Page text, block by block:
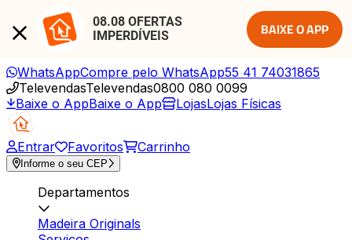
08.08 OFERTAS
IMPERDÍVEIS
BAIXE O APP
WhatsAppCompre pelo WhatsApp55 41 74031865
TelevendasTelevendas0800 080 0099
Baixe o AppBaixe o App LojasLojas Físicas
Entrar Favoritos Carrinho
Informe o seu CEP
Departamentos
Madeira Originals